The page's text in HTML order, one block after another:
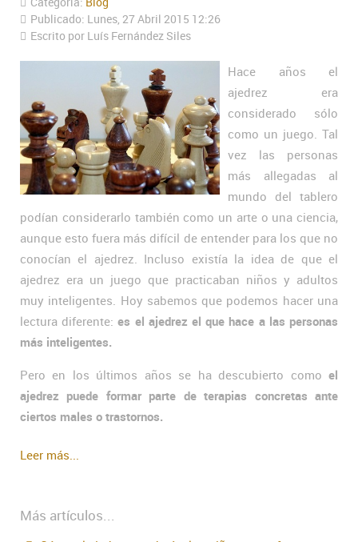
Publicado: Lunes, 27 Abril 2015 12:26
Escrito por Luís Fernández Siles
Hace años el
ajedrez era
considerado sólo
como un juego. Tal
vez las personas
más allegadas al
mundo del tablero
podían considerarlo también como un arte o una ciencia,
aunque esto fuera más difícil de entender para los que no
conocían el ajedrez. Incluso existía la idea de que el
ajedrez era un juego que practicaban niños y adultos
muy inteligentes. Hoy sabemos que podemos hacer una
lectura diferente:es el ajedrez el que hace a las personas
más inteligentes.
Pero en los últimos años se ha descubierto como el
ajedrez puede formar parte de terapias concretas ante
ciertos males o trastornos.
Leer más...
Más artículos...